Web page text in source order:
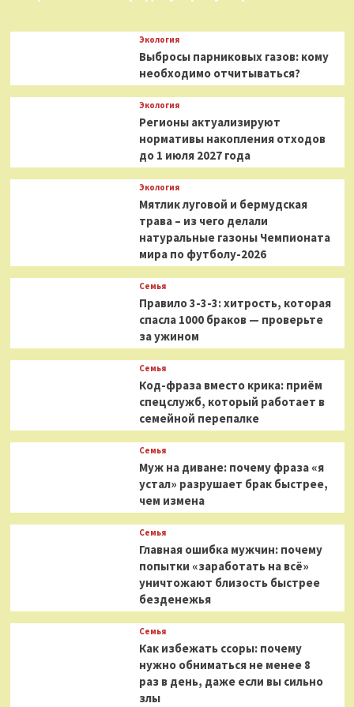
Экология
Выбросы парниковых газов: кому
необходимо отчитываться?
Экология
Регионы актуализируют
нормативы накопления отходов
до 1 июля 2027 года
Экология
Мятлик луговой и бермудская
трава – из чего делали
натуральные газоны Чемпионата
мира по футболу-2026
Семья
Правило 3-3-3: хитрость, которая
спасла 1000 браков — проверьте
за ужином
Семья
Код-фраза вместо крика: приём
спецслужб, который работает в
семейной перепалке
Семья
Муж на диване: почему фраза «я
устал» разрушает брак быстрее,
чем измена
Семья
Главная ошибка мужчин: почему
попытки «заработать на всё»
уничтожают близость быстрее
безденежья
Семья
Как избежать ссоры: почему
нужно обниматься не менее 8
раз в день, даже если вы сильно
злы